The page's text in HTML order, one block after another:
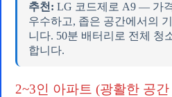
추천: LG 코드제로 A9 — 가
우수하고, 좁은 공간에서의
니다. 50분 배터리로 전체 청
합니다.
2~3인 아파트 (광활한 공